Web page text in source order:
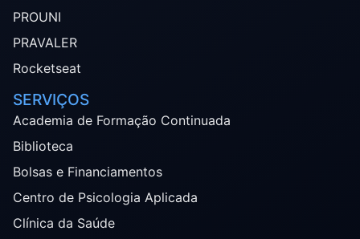
PROUNI
PRAVALER
Rocketseat
SERVIÇOS
Academia de Formação Continuada
Biblioteca
Bolsas e Financiamentos
Centro de Psicologia Aplicada
Clínica da Saúde